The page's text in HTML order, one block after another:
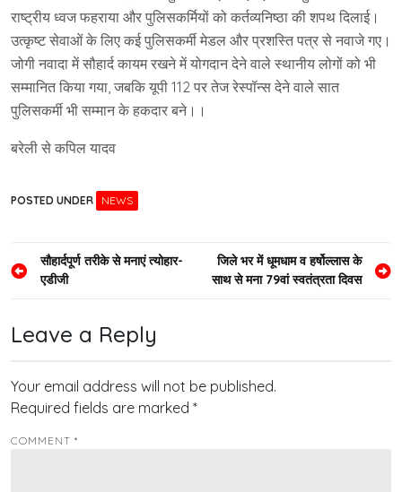
राष्ट्रीय ध्वज फहराया और पुलिसकर्मियों को कर्तव्यनिष्ठा की शपथ दिलाई।
उत्कृष्ट सेवाओं के लिए कई पुलिसकर्मी मेडल और प्रशस्ति पत्र से नवाजे गए।
जोगी नवादा में सौहार्द कायम रखने में योगदान देने वाले स्थानीय लोगों को भी
सम्मानित किया गया, जबकि यूपी 112 पर तेज रेस्पॉन्स देने वाले सात
पुलिसकर्मी भी सम्मान के हकदार बने।।
बरेली से कपिल यादव
POSTED UNDER NEWS
Post
navigation
सौहार्दपूर्ण तरीके से मनाएं त्योहार-
एडीजी
जिले भर में धूमधाम व हर्षोल्लास के
साथ से मना 79वां स्वतंत्रता दिवस
Leave a Reply
Your email address will not be published.
Required fields are marked *
COMMENT *